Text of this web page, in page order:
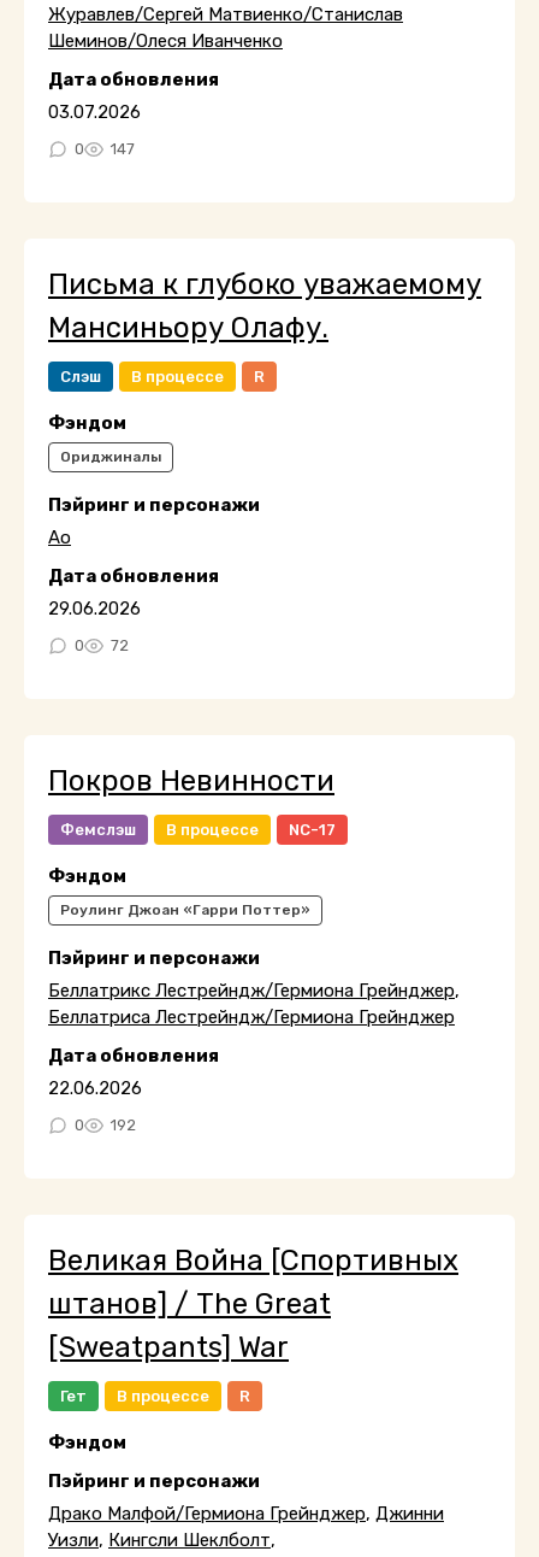
Журавлев/Сергей Матвиенко/Станислав
Шеминов/Олеся Иванченко
Дата обновления
03.07.2026
0 147
Письма к глубоко уважаемому
Мансиньору Олафу.
Слэш В процессе R
Фэндом
Ориджиналы
Пэйринг и персонажи
Ао
Дата обновления
29.06.2026
0 72
Покров Невинности
Фемслэш В процессе NC-17
Фэндом
Роулинг Джоан «Гарри Поттер»
Пэйринг и персонажи
Беллатрикс Лестрейндж/Гермиона Грейнджер,
Беллатриса Лестрейндж/Гермиона Грейнджер
Дата обновления
22.06.2026
0 192
Великая Война [Спортивных
штанов] / The Great
[Sweatpants] War
Гет В процессе R
Фэндом
Пэйринг и персонажи
Драко Малфой/Гермиона Грейнджер, Джинни
Уизли, Кингсли Шеклболт,